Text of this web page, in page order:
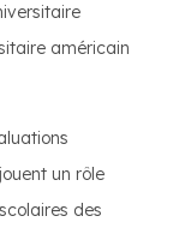
américain
un rôle
des